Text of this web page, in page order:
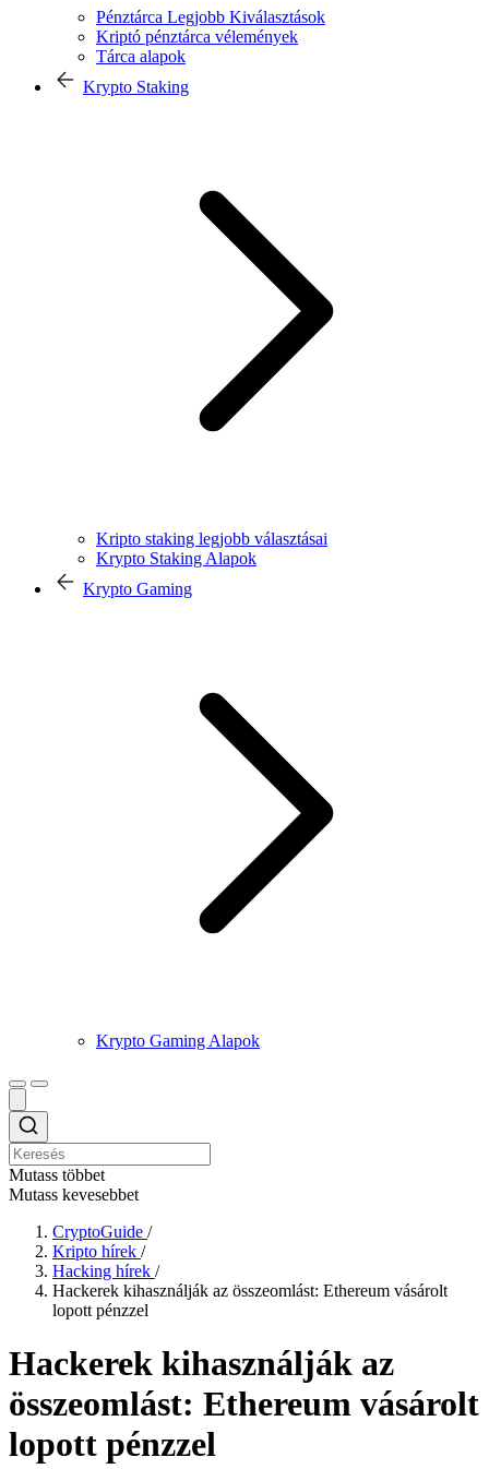
Pénztárca Legjobb Kiválasztások
Kriptó pénztárca vélemények
Tárca alapok
Krypto Staking
Kripto staking legjobb választásai
Krypto Staking Alapok
Krypto Gaming
Krypto Gaming Alapok
Mutass többet
Mutass kevesebbet
CryptoGuide /
Kripto hírek /
Hacking hírek /
Hackerek kihasználják az összeomlást: Ethereum vásárolt
lopott pénzzel
Hackerek kihasználják az
összeomlást: Ethereum vásárolt
lopott pénzzel